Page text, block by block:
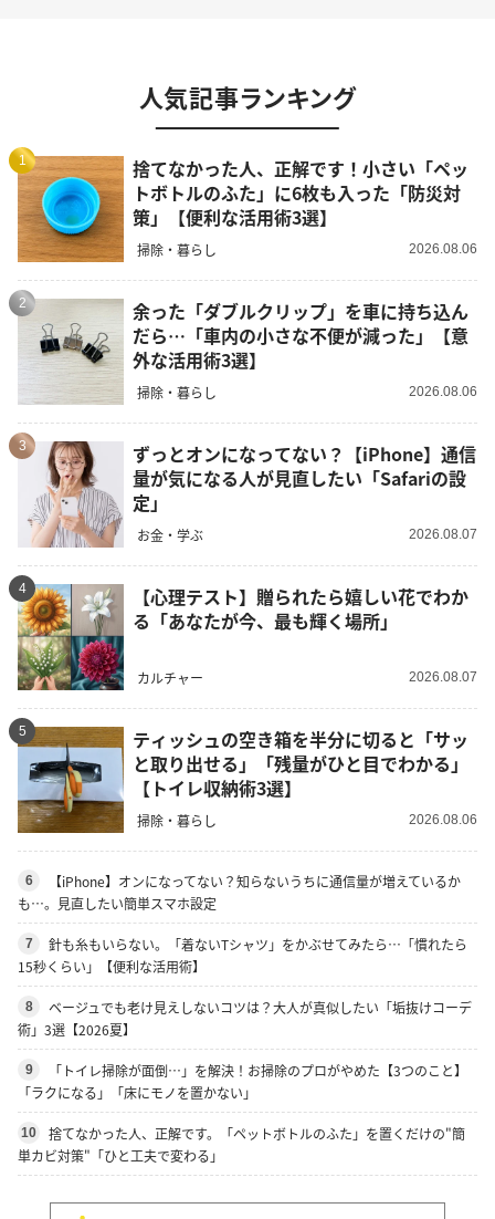
人気記事ランキング
1
捨てなかった人、正解です！小さい「ペッ
トボトルのふた」に6枚も入った「防災対
策」【便利な活用術3選】
掃除・暮らし 2026.08.06
2
余った「ダブルクリップ」を車に持ち込ん
だら…「車内の小さな不便が減った」【意
外な活用術3選】
掃除・暮らし 2026.08.06
3
ずっとオンになってない？【iPhone】通信
量が気になる人が見直したい「Safariの設
定」
お金・学ぶ 2026.08.07
4
【心理テスト】贈られたら嬉しい花でわか
る「あなたが今、最も輝く場所」
カルチャー 2026.08.07
5
ティッシュの空き箱を半分に切ると「サッ
と取り出せる」「残量がひと目でわかる」
【トイレ収納術3選】
掃除・暮らし 2026.08.06
6
【iPhone】オンになってない？知らないうちに通信量が増えているか
も…。見直したい簡単スマホ設定
7
針も糸もいらない。「着ないTシャツ」をかぶせてみたら…「慣れたら
15秒くらい」【便利な活用術】
8
ベージュでも老け見えしないコツは？大人が真似したい「垢抜けコーデ
術」3選【2026夏】
9
「トイレ掃除が面倒…」を解決！お掃除のプロがやめた【3つのこと】
「ラクになる」「床にモノを置かない」
10
捨てなかった人、正解です。「ペットボトルのふた」を置くだけの"簡
単カビ対策"「ひと工夫で変わる」